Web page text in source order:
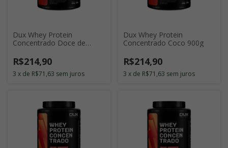
Dux Whey Protein
Concentrado Doce de
R$214,90
3 x de R$71,63 sem juros
Dux Whey Protein
Concentrado Coco 900g
R$214,90
3 x de R$71,63 sem juros